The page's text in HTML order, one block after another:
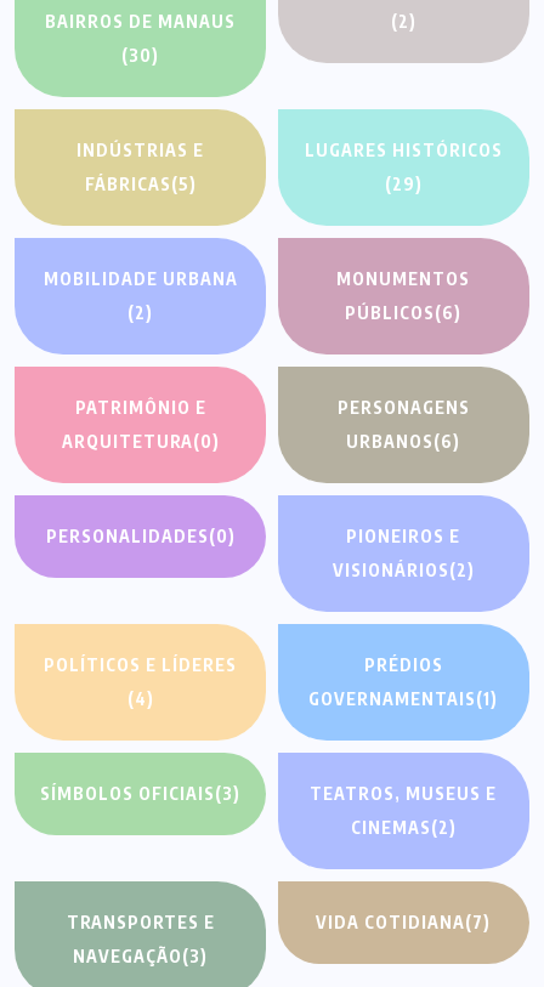
BAIRROS DE MANAUS
(30)
(2)
INDÚSTRIAS E
FÁBRICAS(5)
LUGARES HISTÓRICOS
(29)
MOBILIDADE URBANA
(2)
MONUMENTOS
PÚBLICOS(6)
PATRIMÔNIO E
ARQUITETURA(0)
PERSONAGENS
URBANOS(6)
PERSONALIDADES(0)
PIONEIROS E
VISIONÁRIOS(2)
POLÍTICOS E LÍDERES
(4)
PRÉDIOS
GOVERNAMENTAIS(1)
SÍMBOLOS OFICIAIS(3)
TEATROS, MUSEUS E
CINEMAS(2)
TRANSPORTES E
NAVEGAÇÃO(3)
VIDA COTIDIANA(7)